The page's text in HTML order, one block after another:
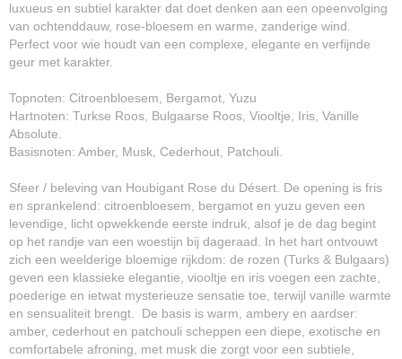
luxueus en subtiel karakter dat doet denken aan een opeenvolging
van ochtenddauw, rose‑bloesem en warme, zanderige wind.
Perfect voor wie houdt van een complexe, elegante en verfijnde
geur met karakter.
Topnoten: Citroenbloesem, Bergamot, Yuzu
Hartnoten: Turkse Roos, Bulgaarse Roos, Viooltje, Iris, Vanille
Absolute.
Basisnoten: Amber, Musk, Cederhout, Patchouli.
Sfeer / beleving van Houbigant Rose du Désert. De opening is fris
en sprankelend: citroenbloesem, bergamot en yuzu geven een
levendige, licht opwekkende eerste indruk, alsof je de dag begint
op het randje van een woestijn bij dageraad. In het hart ontvouwt
zich een weelderige bloemige rijkdom: de rozen (Turks & Bulgaars)
geven een klassieke elegantie, viooltje en iris voegen een zachte,
poederige en ietwat mysterieuze sensatie toe, terwijl vanille warmte
en sensualiteit brengt. De basis is warm, ambery en aardser:
amber, cederhout en patchouli scheppen een diepe, exotische en
comfortabele afroning, met musk die zorgt voor een subtiele,